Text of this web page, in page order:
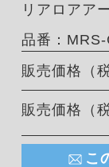
リアロアア
品番：
販売価格（
販売価格（
こ